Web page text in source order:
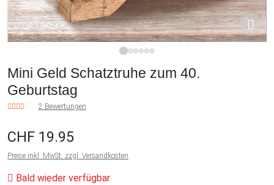
Mini Geld Schatztruhe zum 40.
Geburtstag
2 Bewertungen
CHF 19.95
Preise inkl. MwSt. zzgl. Versandkosten
Bald wieder verfügbar